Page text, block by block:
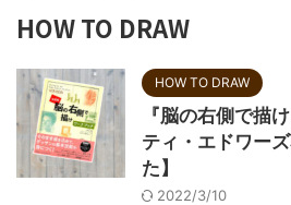
HOW TO DRAW
HOW TO DRAW
『脳の右側で描
ティ・エドワー
た】
2022/3/10